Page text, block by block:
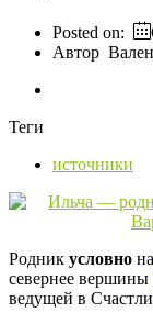
Posted on:
Автор
Теги
источники
Родник условно
севернее вершины
ведущей в